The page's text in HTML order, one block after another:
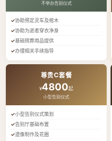
不举办告别仪式
协助预定灵车及棺木
协助为逝者穿衣净身
基础殡葬用品提供
办理相关手续指导
尊贵C套餐
¥4800起
小型告别仪式
小型告别仪式策划
告别厅基础布置
遗像制作及花圈